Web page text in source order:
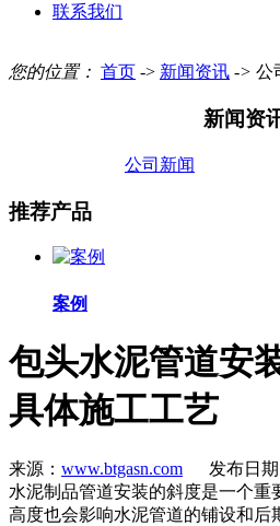
联系我们
您的位置： 首页 -> 新闻资讯 -> 公
新闻资
公司新闻
推荐产品
案例
包头水泥管道安
具体施工工艺
来源： www.btgasn.com 发布日期
水泥制品管道安装的斜度是一个重
高度也会影响水泥管道的铺设和后